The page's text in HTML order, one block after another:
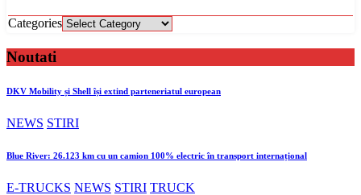
Categories
Noutati
DKV Mobility și Shell își extind parteneriatul european
NEWS STIRI
Blue River: 26.123 km cu un camion 100% electric în transport internațional
E-TRUCKS NEWS STIRI TRUCK